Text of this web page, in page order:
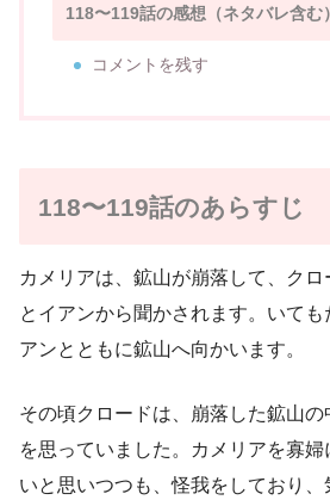
118〜119話の感想（ネタバレ含む
コメントを残す
118〜119話のあらすじ
カメリアは、鉱山が崩落して、ク
とイアンから聞かされます。いて
アンとともに鉱山へ向かいます。
その頃クロードは、崩落した鉱山の
を思っていました。カメリアを寡
いと思いつつも、怪我をしており、